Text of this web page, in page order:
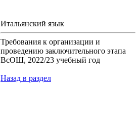
Итальянский язык
Требования к организации и
проведению заключительного этапа
ВсОШ, 2022/23 учебный год
Назад в раздел